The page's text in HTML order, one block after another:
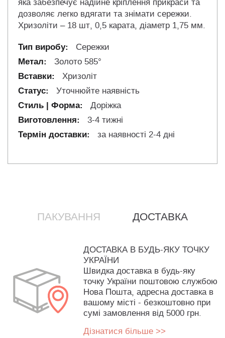
яка забезпечує надійне кріплення прикраси та
дозволяє легко вдягати та знімати сережки.
Хризоліти – 18 шт, 0,5 карата, діаметр 1,75 мм.
Сережки
Золото 585°
Хризоліт
Уточнюйте наявність
Доріжка
3-4 тижні
за наявності 2-4 дні
ПАКУВАННЯ ДОСТАВКА
ДОСТАВКА В БУДЬ-ЯКУ ТОЧКУ
УКРАЇНИ
Швидка доставка в будь-яку
точку України поштовою службою
Нова Пошта, адресна доставка в
вашому місті - безкоштовно при
сумі замовлення від 5000 грн.
Дізнатися більше >>